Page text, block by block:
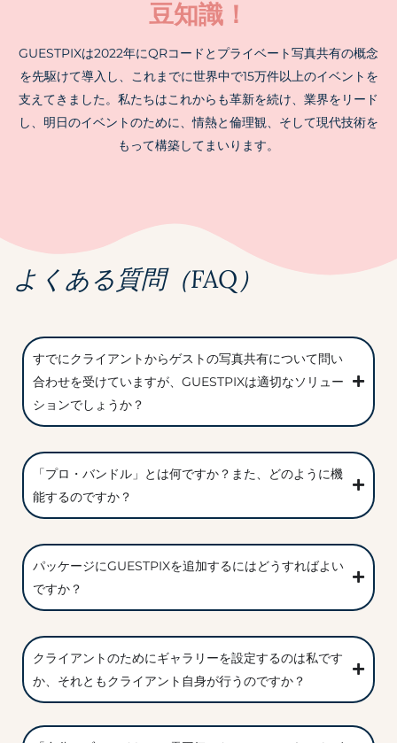
豆知識！
GUESTPIXは2022年にQRコードとプライベート写真共有の概念
を先駆けて導入し、これまでに世界中で15万件以上のイベントを
支えてきました。私たちはこれからも革新を続け、業界をリード
し、明日のイベントのために、情熱と倫理観、そして現代技術を
もって構築してまいります。
よくある質問（FAQ）
すでにクライアントからゲストの写真共有について問い
合わせを受けていますが、GUESTPIXは適切なソリュー
ションでしょうか？
「プロ・バンドル」とは何ですか？また、どのように機
能するのですか？
パッケージにGUESTPIXを追加するにはどうすればよい
ですか？
クライアントのためにギャラリーを設定するのは私です
か、それともクライアント自身が行うのですか？